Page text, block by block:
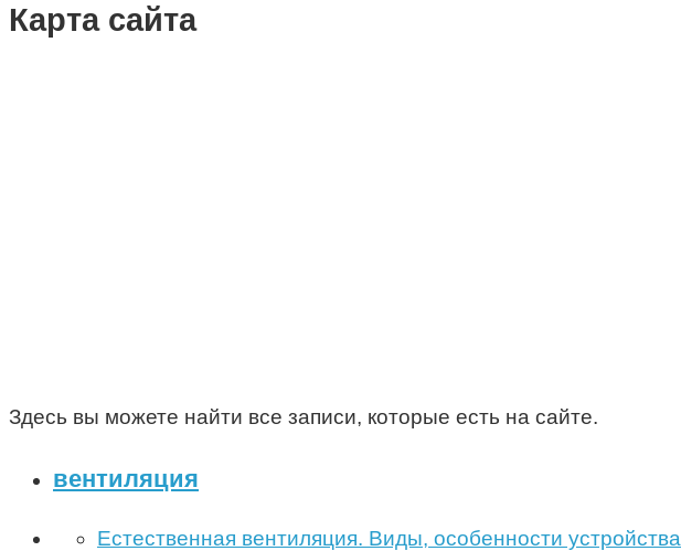
Карта сайта
Здесь вы можете найти все записи, которые есть на сайте.
вентиляция
Естественная вентиляция. Виды, особенности устройства